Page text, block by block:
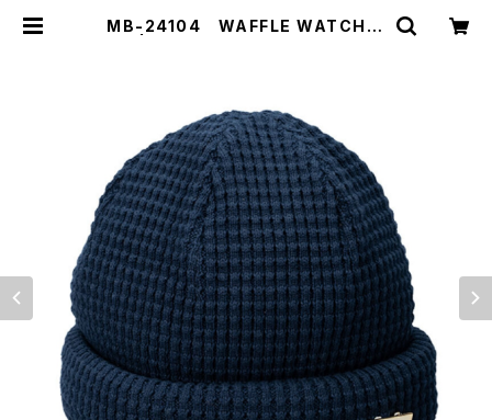
MB-24104 WAFFLE WATCH C